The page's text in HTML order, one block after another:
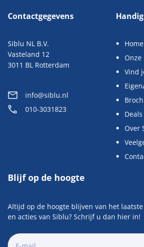
Contactgegevens
Siblu NL B.V.
Vasteland 12
3011 BL Rotterdam
info@siblu.nl
010-3031823
Home
Onze
Vind
Deals
Over
Blijf op de hoogte
Altijd op de hoogte blijven van het
en acties van Siblu? Schrijf u dan hier in!